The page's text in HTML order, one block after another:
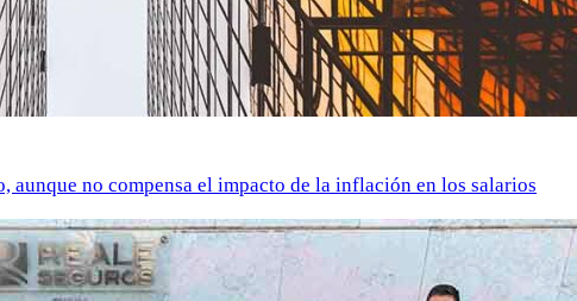
no compensa el impacto de la inflación en los salarios